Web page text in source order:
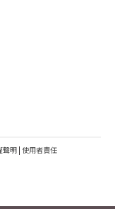
聲明 | 使用者責任